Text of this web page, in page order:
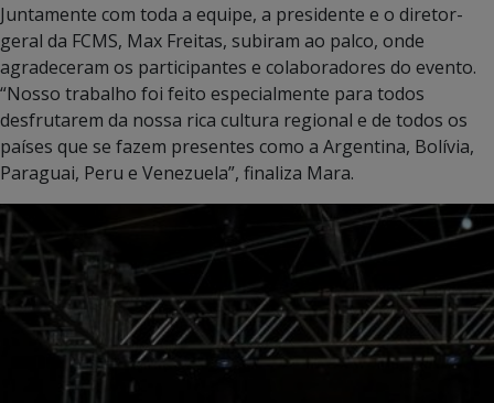
Juntamente com toda a equipe, a presidente e o diretor-
geral da FCMS, Max Freitas, subiram ao palco, onde
agradeceram os participantes e colaboradores do evento.
“Nosso trabalho foi feito especialmente para todos
desfrutarem da nossa rica cultura regional e de todos os
países que se fazem presentes como a Argentina, Bolívia,
Paraguai, Peru e Venezuela”, finaliza Mara.